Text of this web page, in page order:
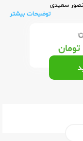
سعیدی
توضیحات بیشتر
تومان